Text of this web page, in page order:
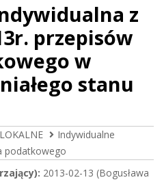
z
przepisów
w
stanu
Indywidualne
podatkowego
2013-02-13 (Bogusława